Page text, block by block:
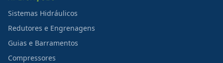
Sistemas Hidráulicos
Redutores e Engrenagens
Guias e Barramentos
Compressores